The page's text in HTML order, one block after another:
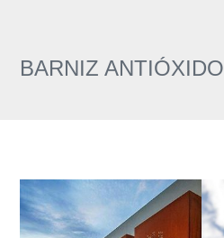
BARNIZ ANTIÓXIDO